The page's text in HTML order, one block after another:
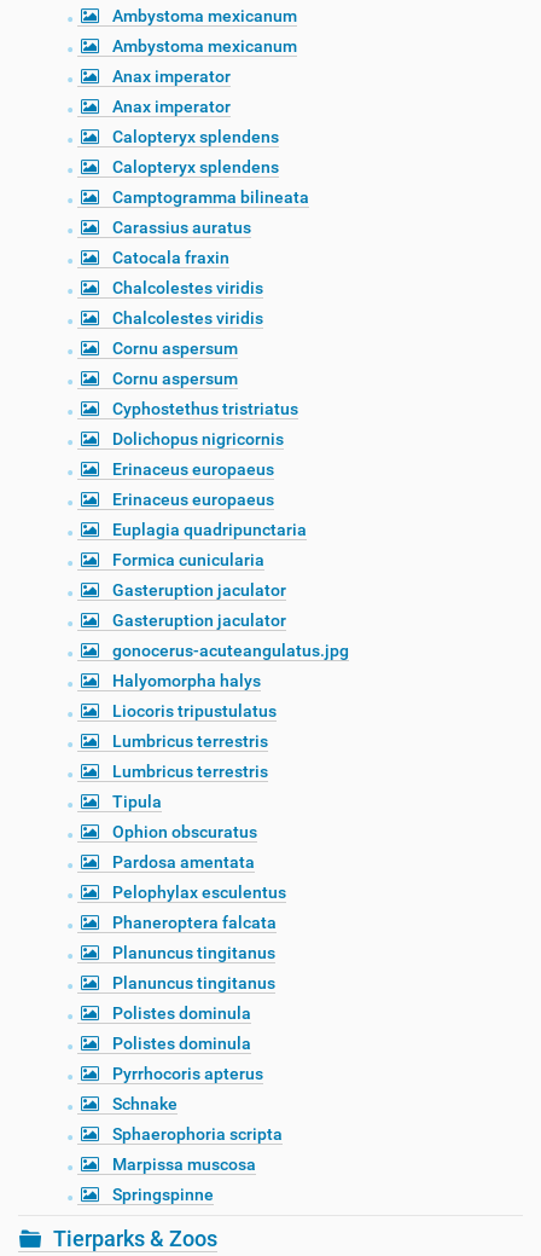
Ambystoma mexicanum
Ambystoma mexicanum
Anax imperator
Anax imperator
Calopteryx splendens
Calopteryx splendens
Camptogramma bilineata
Carassius auratus
Catocala fraxin
Chalcolestes viridis
Chalcolestes viridis
Cornu aspersum
Cornu aspersum
Cyphostethus tristriatus
Dolichopus nigricornis
Erinaceus europaeus
Erinaceus europaeus
Euplagia quadripunctaria
Formica cunicularia
Gasteruption jaculator
Gasteruption jaculator
gonocerus-acuteangulatus.jpg
Halyomorpha halys
Liocoris tripustulatus
Lumbricus terrestris
Lumbricus terrestris
Tipula
Ophion obscuratus
Pardosa amentata
Pelophylax esculentus
Phaneroptera falcata
Planuncus tingitanus
Planuncus tingitanus
Polistes dominula
Polistes dominula
Pyrrhocoris apterus
Schnake
Sphaerophoria scripta
Marpissa muscosa
Springspinne
Tierparks & Zoos